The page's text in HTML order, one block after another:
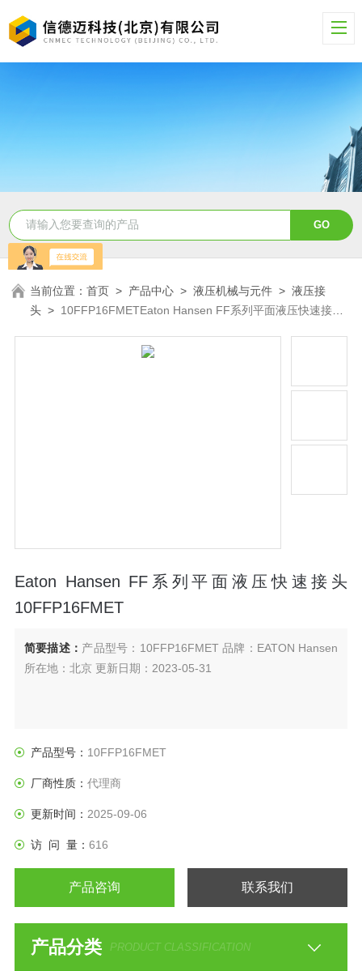
当前位置：首页 > 产品中心 >液压机械与元件 >液压接
头 > 10FFP16FMETEaton Hansen FF系列平面液压快速接头
Eaton Hansen FF系列平面液压快速接头
10FFP16FMET
简要描述： 产品型号：10FFP16FMET 品牌：EATON Hansen
所在地：北京 更新日期：2023-05-31
产品型号： 10FFP16FMET
厂商性质： 代理商
更新时间： 2025-09-06
访 问 量： 616
产品咨询 联系我们
产品分类 PRODUCT CLASSIFICATION